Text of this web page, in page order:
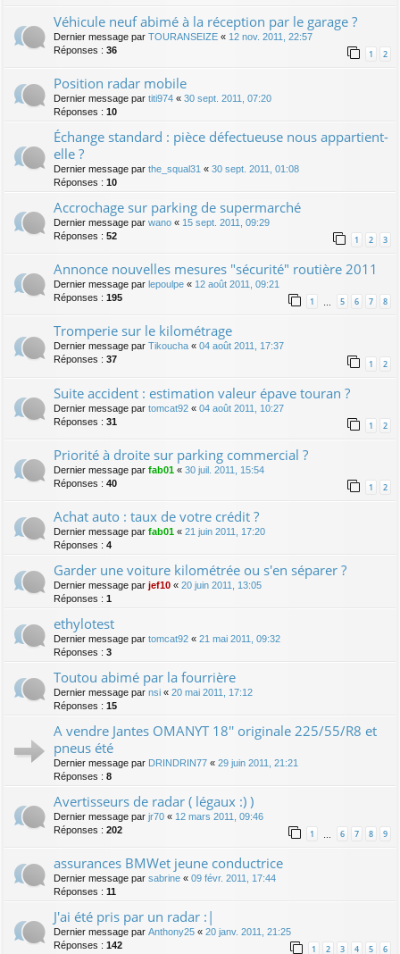
Véhicule neuf abimé à la réception par le garage ?
Dernier message par TOURANSEIZE « 12 nov. 2011, 22:57
Réponses : 36 1 2
Position radar mobile
Dernier message par titi974 « 30 sept. 2011, 07:20
Réponses : 10
Échange standard : pièce défectueuse nous appartient-
elle ?
Dernier message par the_squal31 « 30 sept. 2011, 01:08
Réponses : 10
Accrochage sur parking de supermarché
Dernier message par wano « 15 sept. 2011, 09:29
Réponses : 52 1 2 3
Annonce nouvelles mesures "sécurité" routière 2011
Dernier message par lepoulpe « 12 août 2011, 09:21
Réponses : 195 1 … 5 6 7 8
Tromperie sur le kilométrage
Dernier message par Tikoucha « 04 août 2011, 17:37
Réponses : 37 1 2
Suite accident : estimation valeur épave touran ?
Dernier message par tomcat92 « 04 août 2011, 10:27
Réponses : 31 1 2
Priorité à droite sur parking commercial ?
Dernier message par fab01 « 30 juil. 2011, 15:54
Réponses : 40 1 2
Achat auto : taux de votre crédit ?
Dernier message par fab01 « 21 juin 2011, 17:20
Réponses : 4
Garder une voiture kilométrée ou s'en séparer ?
Dernier message par jef10 « 20 juin 2011, 13:05
Réponses : 1
ethylotest
Dernier message par tomcat92 « 21 mai 2011, 09:32
Réponses : 3
Toutou abimé par la fourrière
Dernier message par nsi « 20 mai 2011, 17:12
Réponses : 15
A vendre Jantes OMANYT 18'' originale 225/55/R8 et
pneus été
Dernier message par DRINDRIN77 « 29 juin 2011, 21:21
Réponses : 8
Avertisseurs de radar ( légaux :) )
Dernier message par jr70 « 12 mars 2011, 09:46
Réponses : 202 1 6 7 8 9
assurances BMWet jeune conductrice
Dernier message par sabrine « 09 févr. 2011, 17:44
Réponses : 11
J'ai été pris par un radar :|
Dernier message par Anthony25 « 20 janv. 2011, 21:25
Réponses : 142 1 2 3 4 5 6